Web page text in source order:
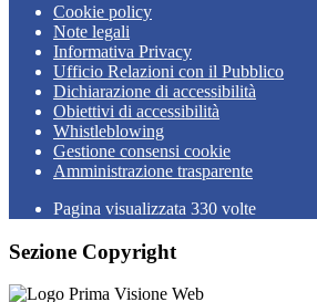
Cookie policy
Note legali
Informativa Privacy
Ufficio Relazioni con il Pubblico
Dichiarazione di accessibilità
Obiettivi di accessibilità
Whistleblowing
Gestione consensi cookie
Amministrazione trasparente
Pagina visualizzata 330 volte
Sezione Copyright